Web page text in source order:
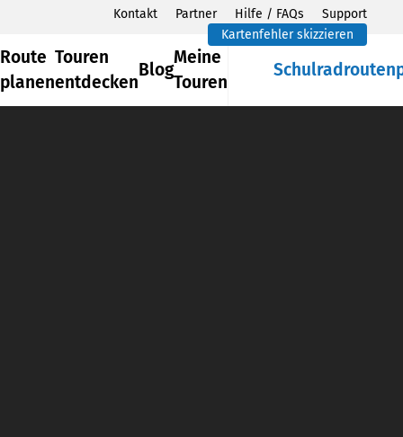
Kontakt Partner Hilfe / FAQs
Support
Kartenfehler skizzieren
Route
planen
Touren
entdecken
Blog
Meine
Touren